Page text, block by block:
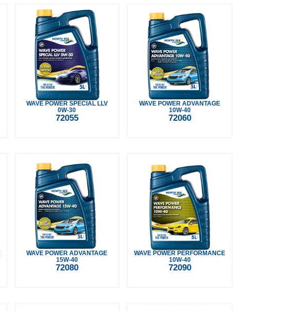
WAVE POWER SPECIAL LLV
0W-30
72055
WAVE POWER ADVANTAGE
10W-40
72060
WAVE POWER ADVANTAGE
15W-40
72080
WAVE POWER PERFORMANCE
10W-40
72090